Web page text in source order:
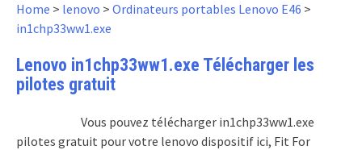
Home > lenovo > Ordinateurs portables Lenovo E46 >
in1chp33ww1.exe
Lenovo in1chp33ww1.exe Télécharger les
pilotes gratuit
Vous pouvez télécharger in1chp33ww1.exe
pilotes gratuit pour votre lenovo dispositif ici, Fit For